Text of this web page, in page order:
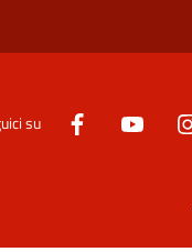
su